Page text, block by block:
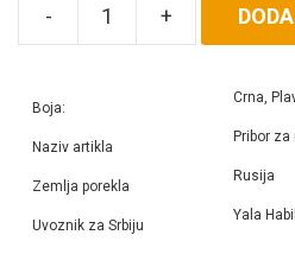
Boja:
Crna,
Naziv artikla
Pribor
Zemlja porekla
Rusija
Uvoznik za Srbiju
Yala